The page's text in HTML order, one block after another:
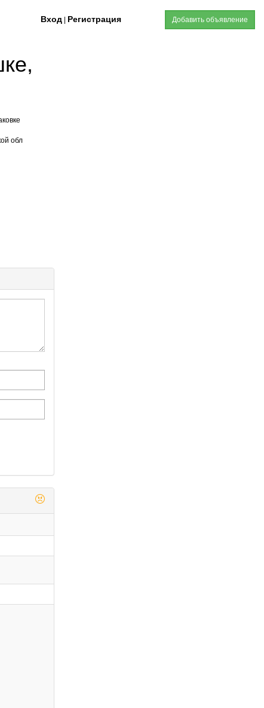
Вход Регистрация Добавить объявление
обл